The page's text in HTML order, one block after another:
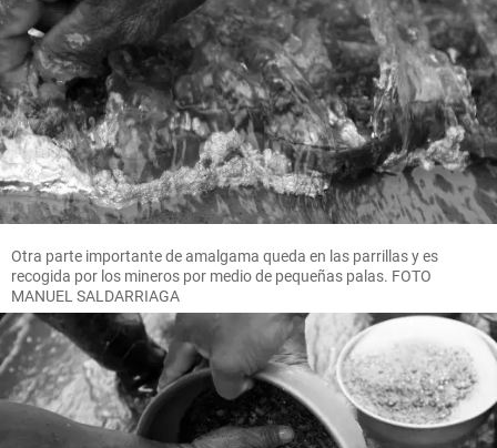
Otra parte importante de amalgama queda en las parrillas y es
recogida por los mineros por medio de pequeñas palas. FOTO
MANUEL SALDARRIAGA